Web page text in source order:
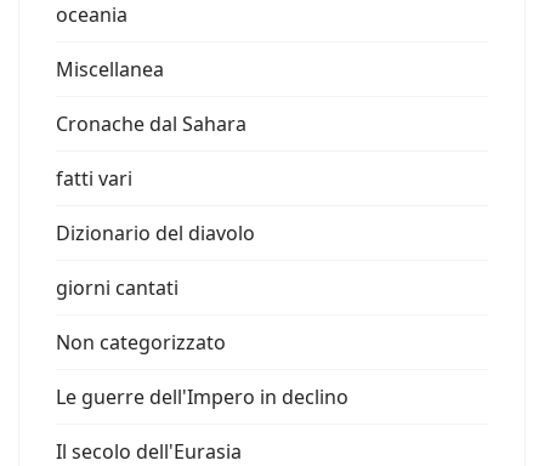
oceania
Miscellanea
Cronache dal Sahara
fatti vari
Dizionario del diavolo
giorni cantati
Non categorizzato
Le guerre dell'Impero in declino
Il secolo dell'Eurasia